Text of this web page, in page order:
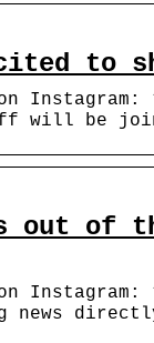
to
Instagram:
will be
out of
news